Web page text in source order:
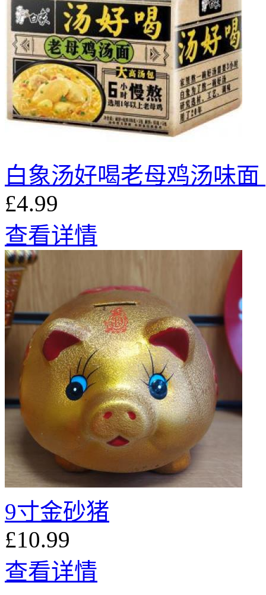
白象汤好喝老母鸡汤味面
£4.99
查看详情
9寸金砂猪
£10.99
查看详情